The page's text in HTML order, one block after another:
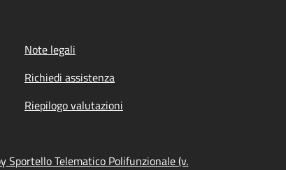
Note legali
Richiedi assistenza
Riepilogo valutazioni
Sportello Telematico Polifunzionale (v.